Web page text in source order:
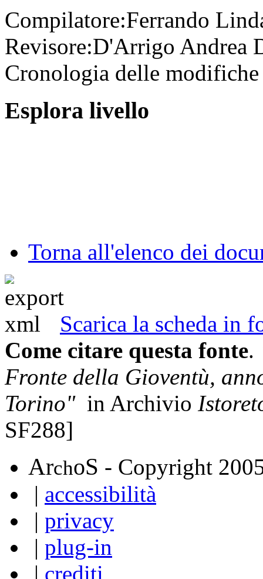
Compilatore:Ferrando
Revisore:D'Arrigo Andrea
Cronologia delle
Esplora livello
Torna all'elenco dei
Scarica la scheda in
Come citare questa fonte.
Fronte della Gioventù,
Torino"in Archivio
SF288]
ArchoS - Copyright
| accessibilità
| privacy
| plug-in
| crediti